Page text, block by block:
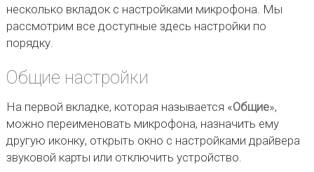
несколько вкладок с настройками микрофона. Мы
рассмотрим все доступные здесь настройки по
порядку.
Общие настройки
На первой вкладке, которая называется «Общие»,
можно переименовать микрофона, назначить ему
другую иконку, открыть окно с настройками драйвера
звуковой карты или отключить устройство.